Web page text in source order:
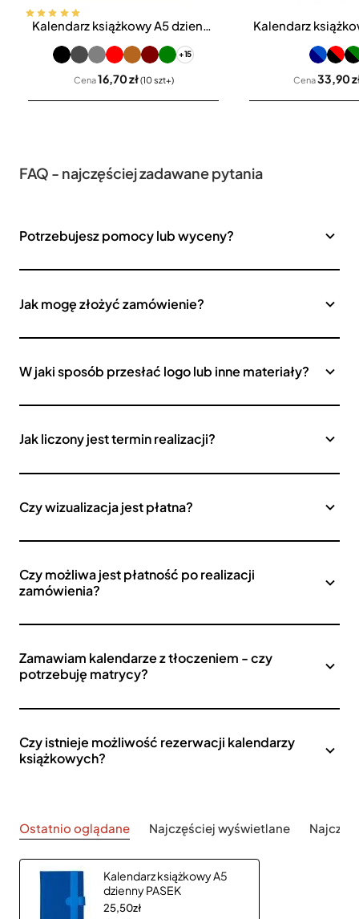
BestsellerKalendarz książkowy A5 dzienny Vivella Economic
+15
Cena16,70 zł(10 szt+) Cena33,90
FAQ - najczęściej zadawane pytania
Potrzebujesz pomocy lub wyceny?
Jak mogę złożyć zamówienie?
W jaki sposób przesłać logo lub inne materiały?
Jak liczony jest termin realizacji?
Czy wizualizacja jest płatna?
Czy możliwa jest płatność po realizacji
zamówienia?
Zamawiam kalendarze z tłoczeniem - czy
potrzebuję matrycy?
Czy istnieje możliwość rezerwacji kalendarzy
książkowych?
Ostatnio oglądane Najczęściej wyświetlane
Kalendarz książkowy A5
dzienny PASEK
25,50zł